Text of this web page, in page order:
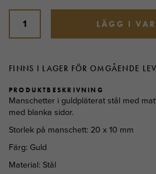
PRODUKTBESKRIVNING
Manschetter i guldpläterat stål med
med blanka sidor.
Storlek på manschett: 20 x 10 mm
Färg: Guld
Material: Stål
LÄGG I
FINNS I LAGER FÖR OMGÅENDE